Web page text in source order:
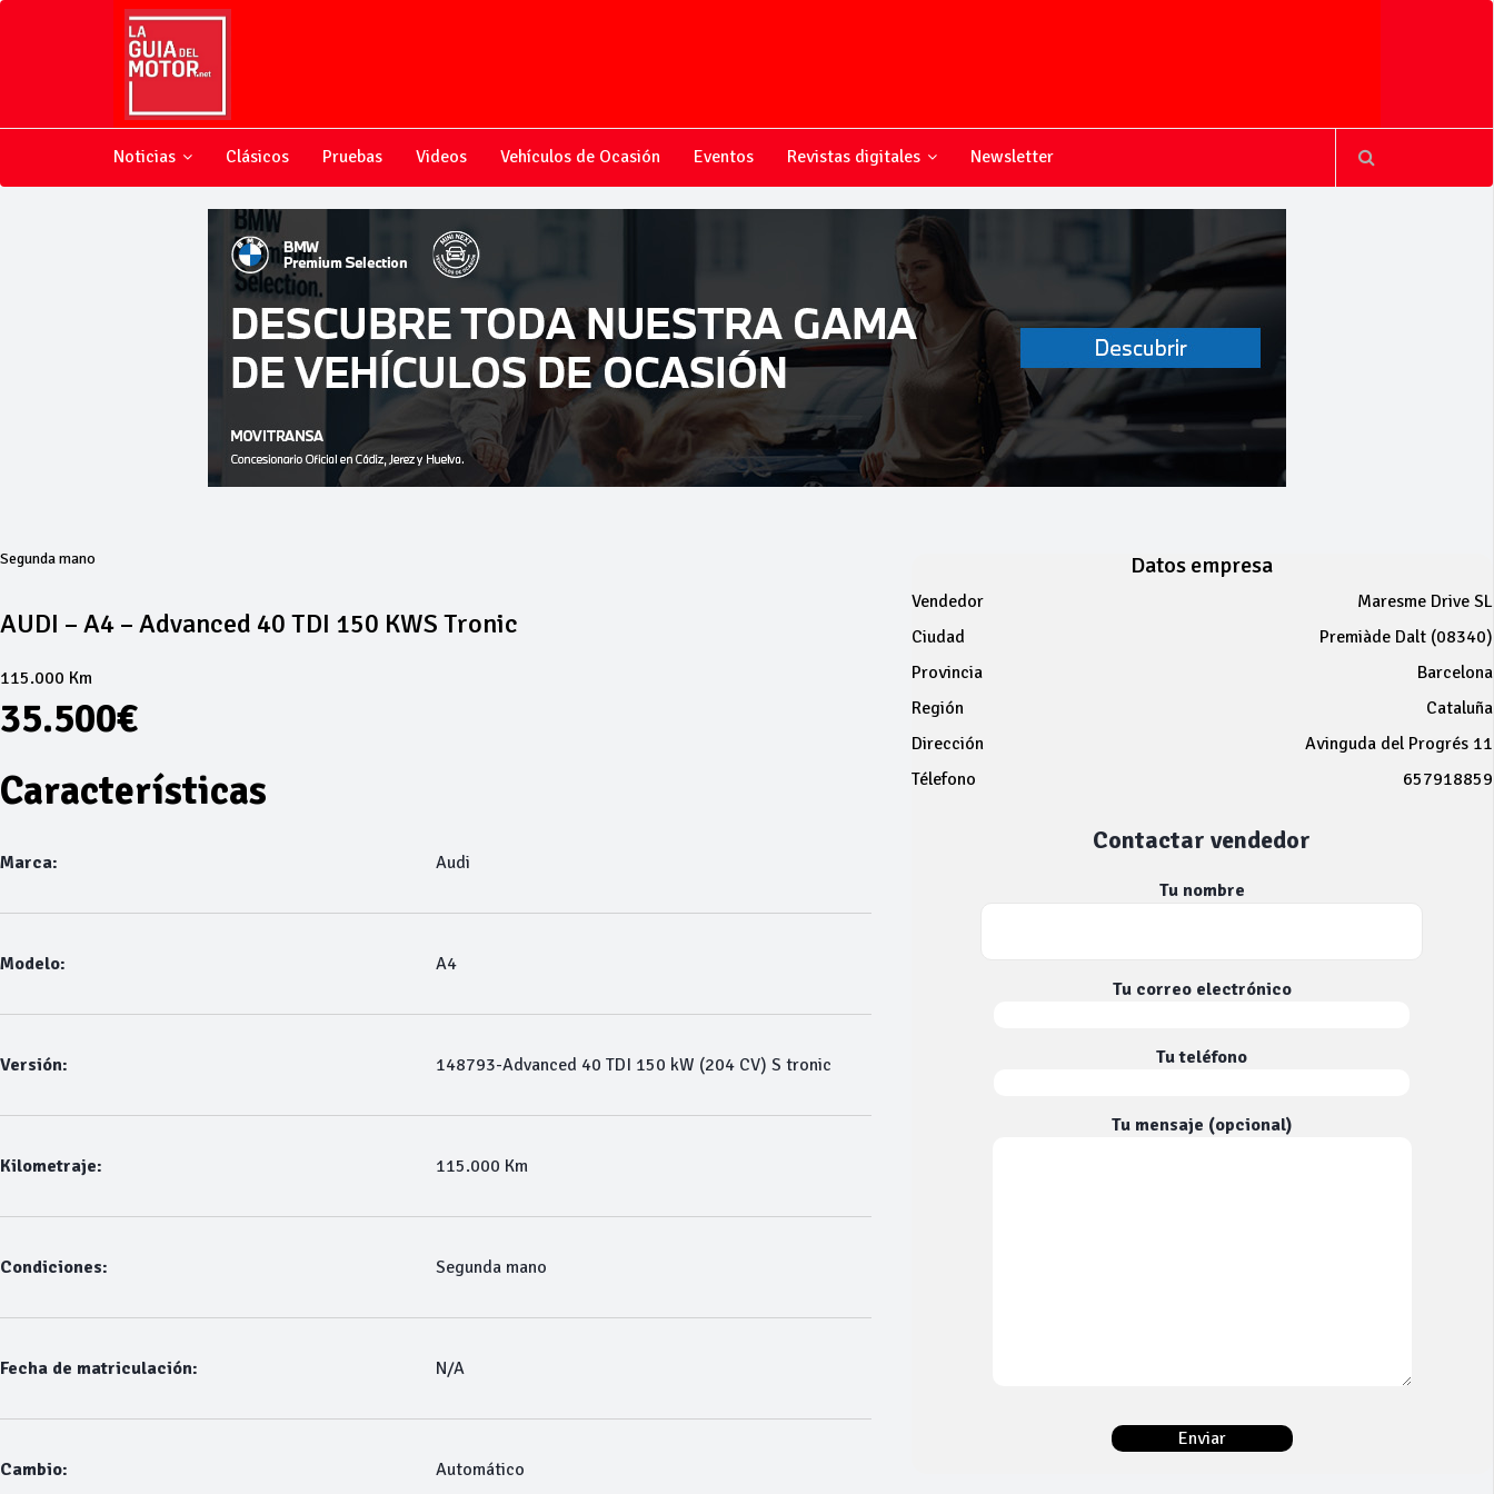
Noticias Clásicos Pruebas Videos Vehículos de Ocasión Eventos Revistas digitales Newsletter
Segunda mano
AUDI – A4 – Advanced 40 TDI 150 KWS Tronic
115.000 Km
35.500€
Características
Marca: Audi
Modelo: A4
Versión: 148793-Advanced 40 TDI 150 kW (204 CV) S tronic
Kilometraje: 115.000 Km
Condiciones: Segunda mano
Fecha de matriculación: N/A
Cambio: Automático
Datos empresa
Vendedor
Maresme Drive SL
Ciudad
Premiàde Dalt (08340)
Provincia
Barcelona
Región
Cataluña
Dirección
Avinguda del Progrés 11
Télefono
657918859
Contactar vendedor
Tu nombre
Tu correo electrónico
Tu teléfono
Tu mensaje (opcional)